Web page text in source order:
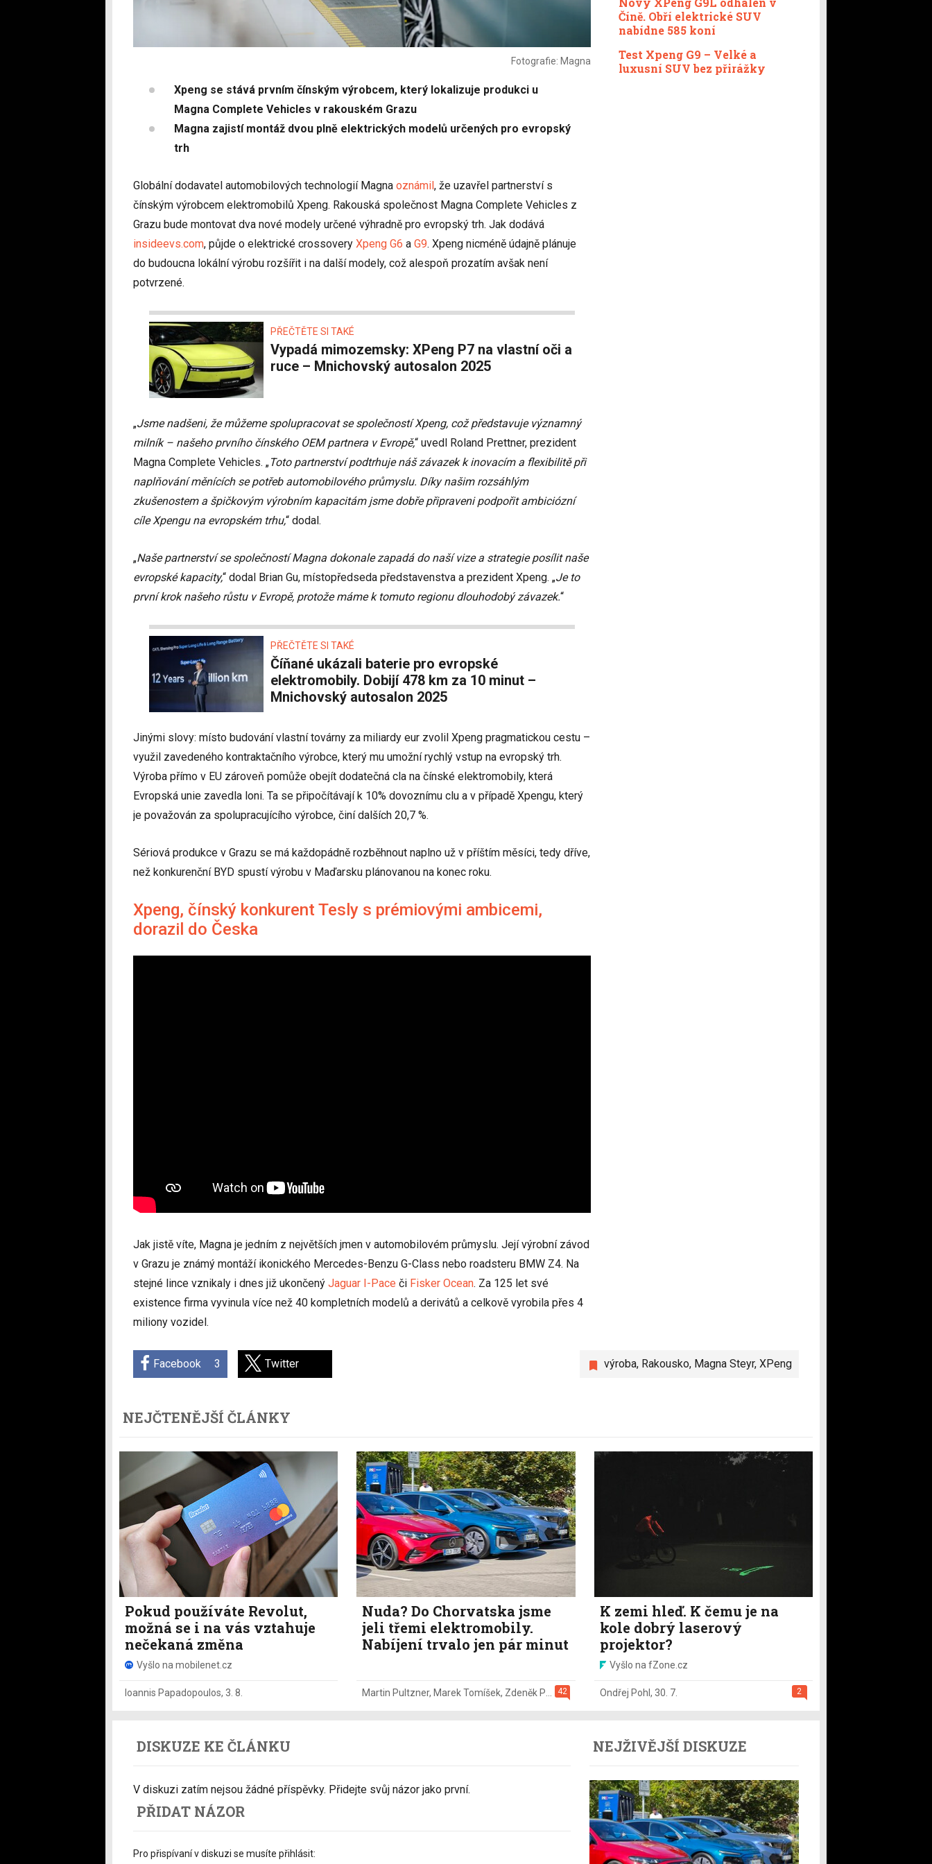
Fotografie: Magna
Xpeng se stává prvním čínským výrobcem, který lokalizuje produkci u
Magna Complete Vehicles v rakouském Grazu
Magna zajistí montáž dvou plně elektrických modelů určených pro evropský
trh
Globální dodavatel automobilových technologií Magna oznámil, že uzavřel partnerství s
čínským výrobcem elektromobilů Xpeng. Rakouská společnost Magna Complete Vehicles z
Grazu bude montovat dva nové modely určené výhradně pro evropský trh. Jak dodává
insideevs.com, půjde o elektrické crossovery Xpeng G6 a G9. Xpeng nicméně údajně plánuje
do budoucna lokální výrobu rozšířit i na další modely, což alespoň prozatím avšak není
potvrzené.
PŘEČTĚTE SI TAKÉ
Vypadá mimozemsky: XPeng P7 na vlastní oči a
ruce – Mnichovský autosalon 2025
„Jsme nadšeni, že můžeme spolupracovat se společností Xpeng, což představuje významný
milník – našeho prvního čínského OEM partnera v Evropě,“ uvedl Roland Prettner, prezident
Magna Complete Vehicles. „Toto partnerství podtrhuje náš závazek k inovacím a flexibilitě při
naplňování měnících se potřeb automobilového průmyslu. Díky našim rozsáhlým
zkušenostem a špičkovým výrobním kapacitám jsme dobře připraveni podpořit ambiciózní
cíle Xpengu na evropském trhu,“ dodal.
„Naše partnerství se společností Magna dokonale zapadá do naší vize a strategie posílit naše
evropské kapacity,“ dodal Brian Gu, místopředseda představenstva a prezident Xpeng. „Je to
první krok našeho růstu v Evropě, protože máme k tomuto regionu dlouhodobý závazek.“
PŘEČTĚTE SI TAKÉ
Číňané ukázali baterie pro evropské
elektromobily. Dobijí 478 km za 10 minut –
Mnichovský autosalon 2025
Jinými slovy: místo budování vlastní továrny za miliardy eur zvolil Xpeng pragmatickou cestu –
využil zavedeného kontraktačního výrobce, který mu umožní rychlý vstup na evropský trh.
Výroba přímo v EU zároveň pomůže obejít dodatečná cla na čínské elektromobily, která
Evropská unie zavedla loni. Ta se připočítávají k 10% dovoznímu clu a v případě Xpengu, který
je považován za spolupracujícího výrobce, činí dalších 20,7 %.
Sériová produkce v Grazu se má každopádně rozběhnout naplno už v příštím měsíci, tedy dříve,
než konkurenční BYD spustí výrobu v Maďarsku plánovanou na konec roku.
Xpeng, čínský konkurent Tesly s prémiovými ambicemi,
dorazil do Česka
Jak jistě víte, Magna je jedním z největších jmen v automobilovém průmyslu. Její výrobní závod
v Grazu je známý montáží ikonického Mercedes-Benzu G-Class nebo roadsteru BMW Z4. Na
stejné lince vznikaly i dnes již ukončený Jaguar I-Pace či Fisker Ocean. Za 125 let své
existence firma vyvinula více než 40 kompletních modelů a derivátů a celkově vyrobila přes 4
miliony vozidel.
výroba, Rakousko, Magna Steyr, XPeng
Facebook 3 Twitter
Číně. Obří elektrické SUV
nabídne 585 koní
Test Xpeng G9 – Velké a
luxusní SUV bez přirážky
NEJČTENĚJŠÍ ČLÁNKY
Pokud používáte Revolut,
možná se i na vás vztahuje
nečekaná změna
Vyšlo na mobilenet.cz
Ioannis Papadopoulos, 3. 8.
Nuda? Do Chorvatska jsme
jeli třemi elektromobily.
Nabíjení trvalo jen pár minut
42
Martin Pultzner, Marek Tomíšek, Zdeněk Pečený
K zemi hleď. K čemu je na
kole dobrý laserový
projektor?
Vyšlo na fZone.cz
2
Ondřej Pohl , 30. 7.
DISKUZE KE ČLÁNKU
V diskuzi zatím nejsou žádné příspěvky. Přidejte svůj názor jako první.
PŘIDAT NÁZOR
Pro přispívaní v diskuzi se musíte přihlásit:
NEJŽIVĚJŠÍ DISKUZE